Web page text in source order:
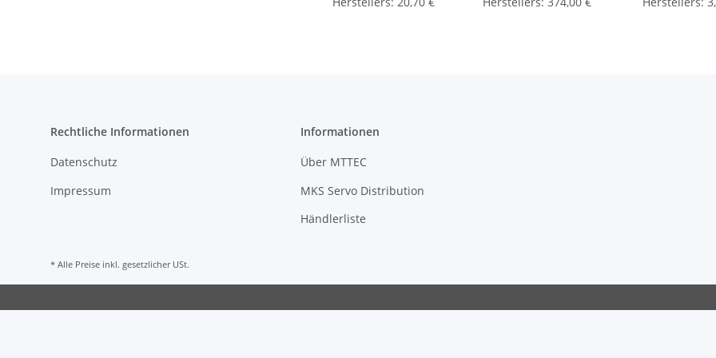
Rechtliche Informationen
Datenschutz
Impressum
Informationen
Über MTTEC
MKS Servo Distribution
Händlerliste
* Alle Preise inkl. gesetzlicher USt.